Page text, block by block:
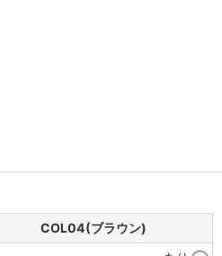
COL04(ブラウン)